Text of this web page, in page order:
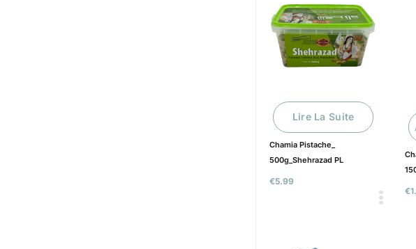
€5.99
Chamia Pistache_
500g_Shehrazad PL
Lire La Suite
€